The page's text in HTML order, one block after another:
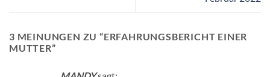
3 MEINUNGEN ZU “ERFAHRUNGSBERICHT EINER
MUTTER”